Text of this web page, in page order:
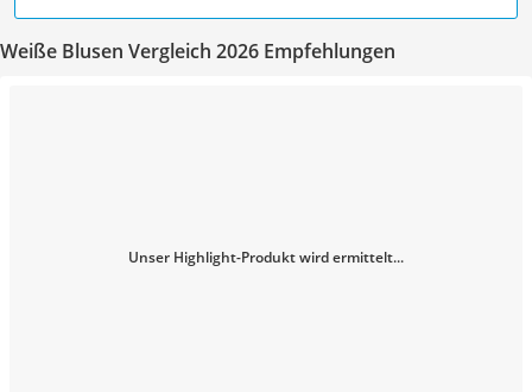
Weiße Blusen Vergleich 2026 Empfehlungen
Unser Highlight-Produkt wird ermittelt...